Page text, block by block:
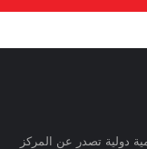
دولية تصدر عن المركز